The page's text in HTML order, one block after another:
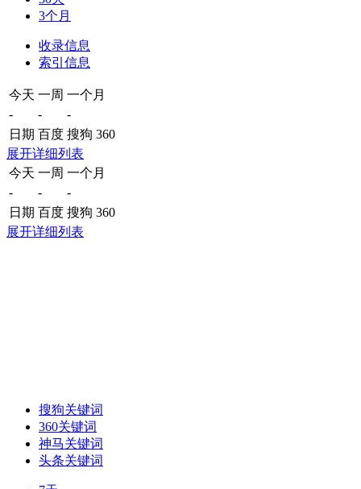
3个月
收录信息
索引信息
今天 一周 一个月
-
-
-
日期 百度 搜狗 360
展开详细列表
今天 一周 一个月
-
-
-
日期 百度 搜狗 360
展开详细列表
搜狗关键词
360关键词
神马关键词
头条关键词